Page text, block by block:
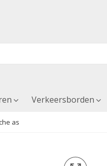
Verkeersborden
as